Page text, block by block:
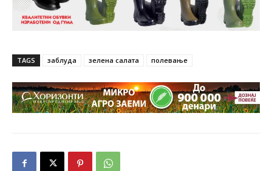
TAGS заблуда зелена салата полевање